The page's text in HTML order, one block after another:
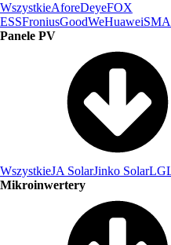
WszystkieAforeDeyeFOX
ESSFroniusGoodWeHuaweiSMA
Panele PV
WszystkieJA SolarJinko SolarLG
Mikroinwertery